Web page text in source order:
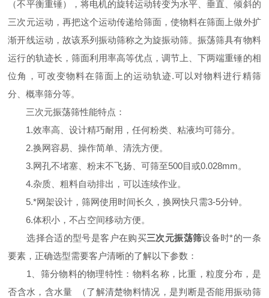
（不平衡重锤），将电机的旋转运动转变为水平、垂直、倾斜的
三次元运动，再把这个运动传递给筛面，使物料在筛面上做外扩
渐开线运动，故该系列振动筛称之为旋振动筛。振荡筛具有物料
运行的轨迹长，筛面利用率高等优点，调节上、下两端重锤的相
位角，可改变物料在筛面上的运动轨迹.可以对物料进行精筛
分、概率筛分等。
三次元振荡筛性能特点：
1.效率高、设计精巧耐用，任何粉类、粘液均可筛分。
2.换网容易、操作简单、清洗方便。
3.网孔不堵塞、粉末不飞扬、可筛至500目或0.028mm。
4.杂质、粗料自动排出，可以连续作业。
5.*网架设计，筛网使用时间长久，换网快只需3-5分钟。
6.体积小，不占空间移动方便。
选择合适的型号是客户在购买三次元振荡筛设备时*的一条
要素，正确选型需要客户清晰的了解以下参数：
1、筛分物料的物理特性：物料名称，比重，粒度分布，是
否含水，含水量 （了解清楚物料情况，是判断是否能用振动筛